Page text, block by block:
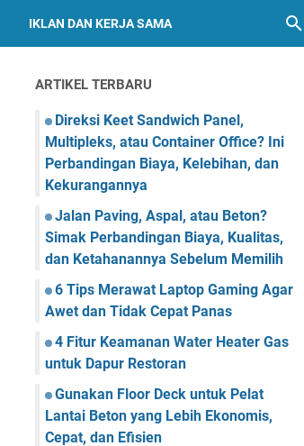
IKLAN DAN KERJA SAMA
ARTIKEL TERBARU
Direksi Keet Sandwich Panel,
Multipleks, atau Container Office? Ini
Perbandingan Biaya, Kelebihan, dan
Kekurangannya
Jalan Paving, Aspal, atau Beton?
Simak Perbandingan Biaya, Kualitas,
dan Ketahanannya Sebelum Memilih
6 Tips Merawat Laptop Gaming Agar
Awet dan Tidak Cepat Panas
4 Fitur Keamanan Water Heater Gas
untuk Dapur Restoran
Gunakan Floor Deck untuk Pelat
Lantai Beton yang Lebih Ekonomis,
Cepat, dan Efisien